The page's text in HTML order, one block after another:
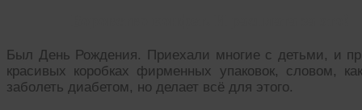
Был День Рождения. Приехали многие с детьми, и
красивых коробках фирменных упаковок, словом,
заболеть диабетом, но делает всё для этого.